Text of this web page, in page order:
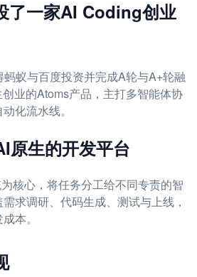
了一家AI Coding创业
蚁与百度投资并完成A轮与A+轮融
业的Atoms产品，主打多智能体协
化流水线。
原生的开发平台
核心，将任务分工给不同专责的智
求调研、代码生成、测试与上线，
本。